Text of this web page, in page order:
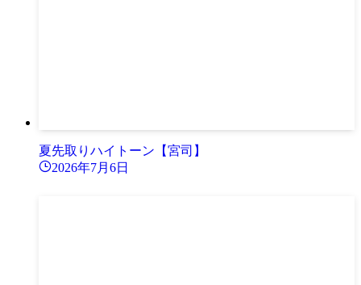
夏先取りハイトーン【宮司】
2026年7月6日